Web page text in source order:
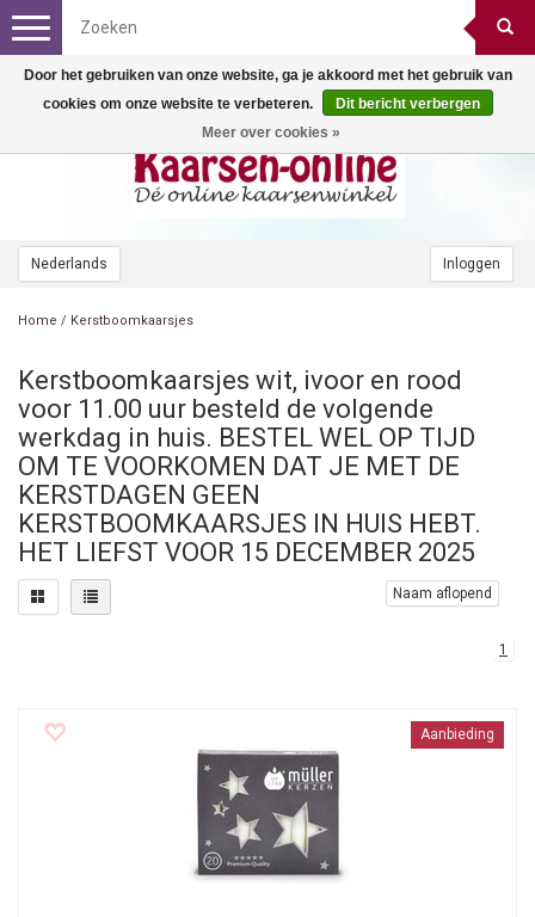
Nederlands Inloggen
Toggle
navigation
Home / Kerstboomkaarsjes
Kerstboomkaarsjes wit, ivoor en rood
voor 11.00 uur besteld de volgende
werkdag in huis. BESTEL WEL OP TIJD
OM TE VOORKOMEN DAT JE MET DE
KERSTDAGEN GEEN
KERSTBOOMKAARSJES IN HUIS HEBT.
HET LIEFST VOOR 15 DECEMBER 2025
Naam aflopend
1
Aanbieding
Door het gebruiken van onze website, ga je akkoord met het gebruik van
cookies om onze website te verbeteren.
Dit bericht verbergen
Meer over cookies »